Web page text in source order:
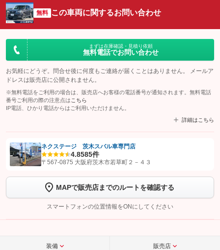
無料 この車両に関するお問い合わせ
まずは在庫確認・見積り依頼
無料電話でお問い合わせ
お気軽にどうぞ。問合せ後に何度もご連絡が届くことはありません。 メールア
ドレスは販売店に公開されません。
※無料電話をご利用の場合は、販売店へお客様の電話番号が通知されます。無料電話
番号ご利用の際の注意点は こちら
IP電話、ひかり電話からはご利用いただけません。
詳細はこちら
【STEP1】認証画面でグーネットを友だち追加してから「許可する」ボタンを押
トーク画面で
ボタンをタップして問い合わせを
完了してください。
こちら
ネクステージ 茨木スバル車専門店
4.8585件
〒567-0875 大阪府茨木市若草町２－４３
MAPで販売店までのルートを確認する
スマートフォンの位置情報をONにしてください
装備 販売店